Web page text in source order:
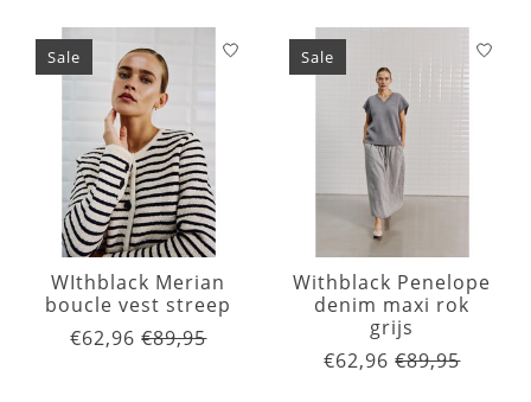
Sale
WIthblack Merian
boucle vest streep
€62,96 €89,95
Sale
Withblack Penelope
denim maxi rok
grijs
€62,96 €89,95